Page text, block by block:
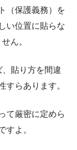
（保護義務）を
い位置に貼らな
ん。
貼り方を間違
すらあります。
て厳密に定めら
すよ。